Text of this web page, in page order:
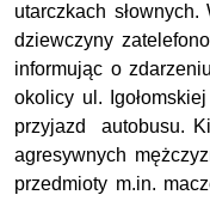
utarczkach
dziewczyny
informując o
okolicy ul.
przyjazd autobusu.
agresywnych
przedmioty m.in.